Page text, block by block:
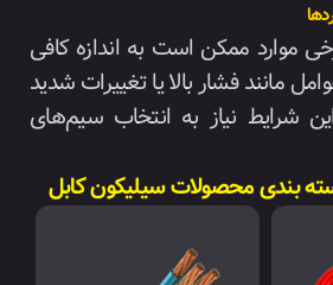
موارد ممکن است به اندازه کافی
مانند فشار بالا یا تغییرات شدید
شرایط نیاز به انتخاب سیم‌های
بندی محصولات سیلیکون کابل